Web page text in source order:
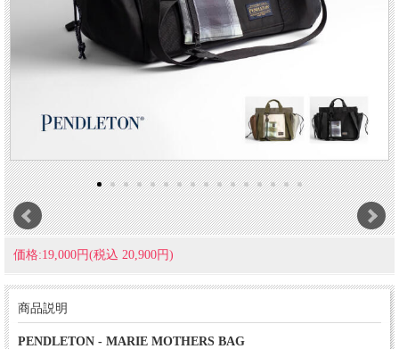
価格:19,000円(税込 20,900円)
商品説明
PENDLETON - MARIE MOTHERS BAG